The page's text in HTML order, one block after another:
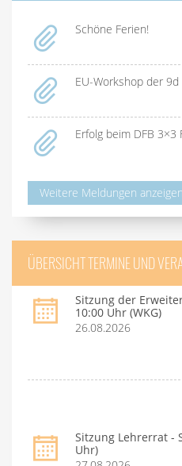
Schöne Ferien!
EU-Workshop der 9d
Erfolg beim DFB
Weitere Meldungen anzeigen
ÜBERSICHT TERMINE UND
Sitzung der
10:00 Uhr (WKG)
26.08.2026
Sitzung Lehrerrat -
Uhr)